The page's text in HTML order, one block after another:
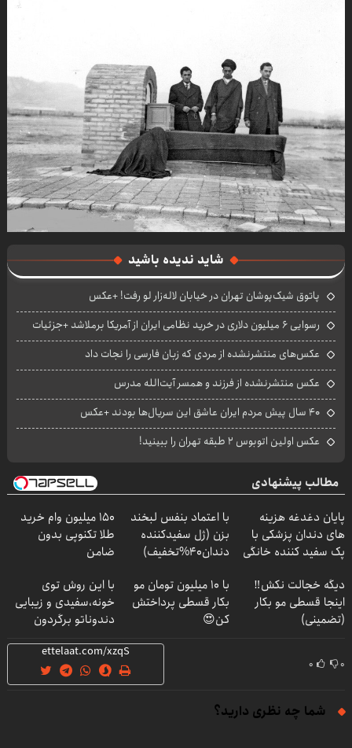
شاید ندیده باشید
پاتوق شیک‌پوشان تهران در خیابان لاله‌زار لو رفت! +عکس
رسوایی ۶ میلیون دلاری در خرید نظامی ایران از آمریکا برملاشد +جزئیات
عکس‌های منتشرنشده از مردی که زبان فارسی را نجات داد
عکس منتشرنشده از فرزند و همسر آیت‌الله مدرس
۴۰ سال پیش مردم ایران عاشق این سریال‌ها بودند +عکس
عکس اولین اتوبوس ۲ طبقه تهران را ببینید!
مطالب پیشنهادی
پایان دغدغه هزینه
های دندان پزشکی با
پک سفید کننده خانگی
با اعتماد بنفس لبخند
بزن (ژل سفیدکننده
دندان40%تخفیف)
150 میلیون وام خرید
طلا تکنوپی بدون
ضامن
دیگه خجالت نکش‼️
اینجا قسطی مو بکار
(تضمینی)
با 10 میلیون تومان مو
بکار قسطی پرداختش
کن😍
با این روش توی
خونه،سفیدی و زیبایی
دندوناتو برگردون
۰ ۰
شما چه نظری دارید؟